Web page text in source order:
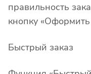
правильность
кнопку «Оформить
Быстрый заказ